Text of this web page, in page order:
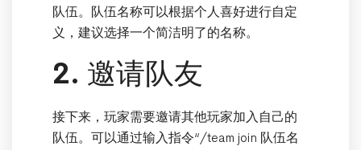
队伍。队伍名称可以根据个人喜好进行自定
义，建议选择一个简洁明了的名称。
2. 邀请队友
接下来，玩家需要邀请其他玩家加入自己的
队伍。可以通过输入指令“/team join 队伍名